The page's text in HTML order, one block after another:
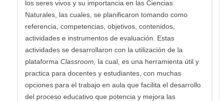
los seres vivos y su importancia en las Ciencias
Naturales, las cuales, se planificaron tomando como
referencia, competencias, objetivos, contenidos,
actividades e instrumentos de evaluación. Estas
actividades se desarrollaron con la utilización de la
plataforma Classroom,
la cual, es una herramienta útil y
practica para docentes y estudiantes, con muchas
opciones para el trabajo en aula que facilita el desarrollo
del proceso educativo que potencia y mejora las